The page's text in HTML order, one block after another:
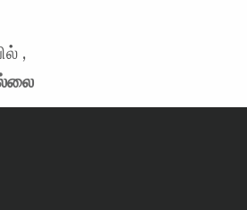
,